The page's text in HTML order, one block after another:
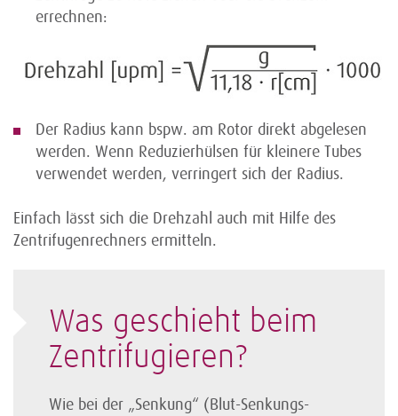
errechnen:
Der Radius kann bspw. am Rotor direkt abgelesen
werden. Wenn Reduzierhülsen für kleinere Tubes
verwendet werden, verringert sich der Radius.
Einfach lässt sich die Drehzahl auch mit Hilfe des
Zentrifugenrechners ermitteln.
Was geschieht beim
Zentri­fugieren?
Wie bei der „Senkung“ (Blut-Senkungs-